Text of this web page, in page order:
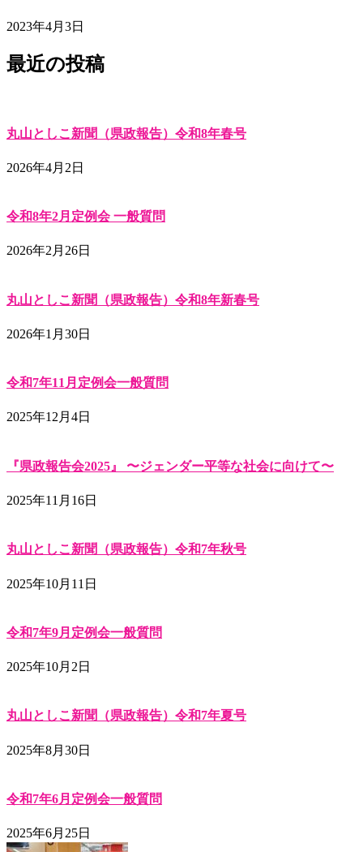
2023年4月3日
最近の投稿
丸山としこ新聞（県政報告）令和8年春号
2026年4月2日
令和8年2月定例会 一般質問
2026年2月26日
丸山としこ新聞（県政報告）令和8年新春号
2026年1月30日
令和7年11月定例会一般質問
2025年12月4日
『県政報告会2025』 〜ジェンダー平等な社会に向けて〜
2025年11月16日
丸山としこ新聞（県政報告）令和7年秋号
2025年10月11日
令和7年9月定例会一般質問
2025年10月2日
丸山としこ新聞（県政報告）令和7年夏号
2025年8月30日
令和7年6月定例会一般質問
2025年6月25日